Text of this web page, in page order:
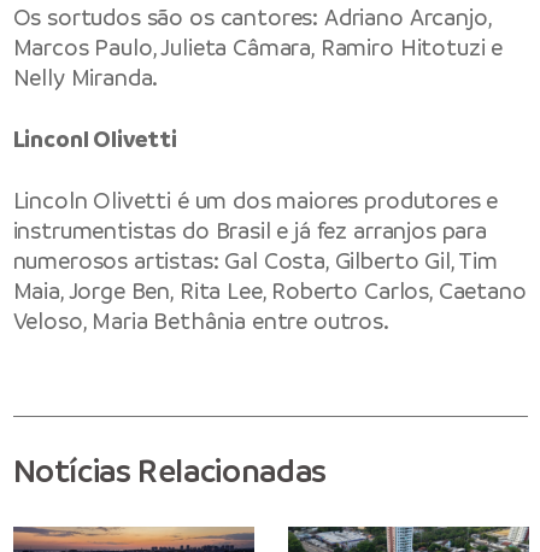
Os sortudos são os cantores: Adriano Arcanjo,
Marcos Paulo, Julieta Câmara, Ramiro Hitotuzi e
Nelly Miranda.
Linconl Olivetti
Lincoln Olivetti é um dos maiores produtores e
instrumentistas do Brasil e já fez arranjos para
numerosos artistas: Gal Costa, Gilberto Gil, Tim
Maia, Jorge Ben, Rita Lee, Roberto Carlos, Caetano
Veloso, Maria Bethânia entre outros.
Notícias Relacionadas